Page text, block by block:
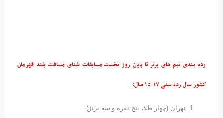
رده بندی تیم های برتر تا پایان روز نخست مسابقات شنای مسافت بلند قهرمان
کشور سال رده سنی ۱۷-۱۵ سال:
تهران (چهار طلا، پنج نقره و سه برنز)